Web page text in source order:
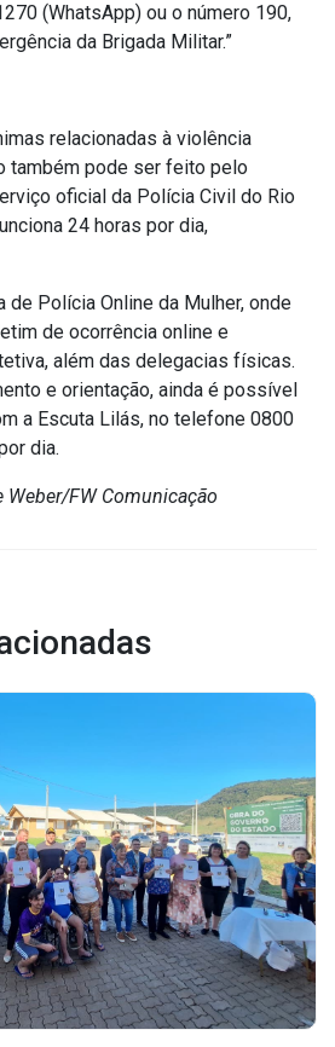
(WhatsApp) ou o número 190,
da Brigada Militar.”
relacionadas à violência
também pode ser feito pelo
oficial da Polícia Civil do Rio
24 horas por dia,
de Polícia Online da Mulher, onde
de ocorrência online e
além das delegacias físicas.
e orientação, ainda é possível
a Escuta Lilás, no telefone 0800
dia.
Weber/FW Comunicação